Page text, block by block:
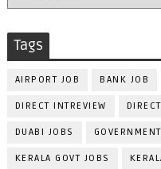
Tags
AIRPORT JOB BANK JOB
DIRECT INTREVIEW
DUABI JOBS
KERALA GOVT JOBS